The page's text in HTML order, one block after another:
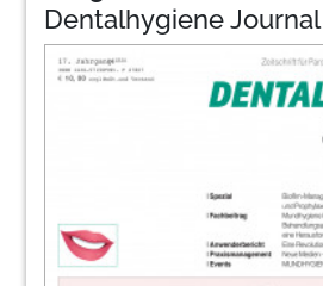
Dentalhygiene Journal